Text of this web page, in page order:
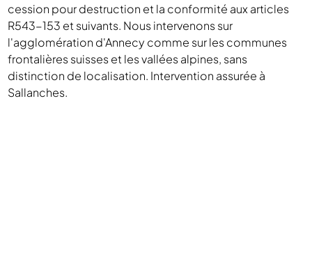
cession pour destruction et la conformité aux articles
R543-153 et suivants. Nous intervenons sur
l'agglomération d'Annecy comme sur les communes
frontalières suisses et les vallées alpines, sans
distinction de localisation. Intervention assurée à
Sallanches.